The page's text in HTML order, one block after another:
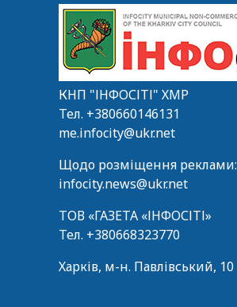
КНП "ІНФОСІТІ" ХМР
Тел. +380660146131
me.infocity@ukr.net
Щодо розміщення реклами:
infocity.news@ukr.net
ТОВ «ГАЗЕТА «ІНФОСІТІ»
Тел. +380668323770
Харків, м-н. Павлівський, 10